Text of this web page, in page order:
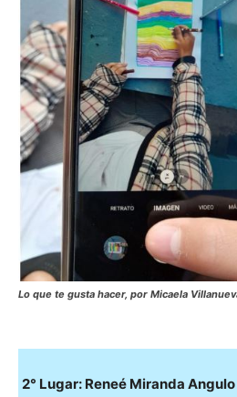
Lo que te gusta hacer, por Micaela
2° Lugar: Reneé Miranda Angulo